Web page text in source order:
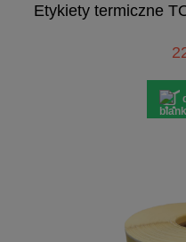
Etykiety termiczne